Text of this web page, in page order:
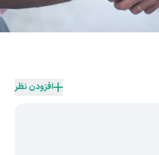
افزودن نظر